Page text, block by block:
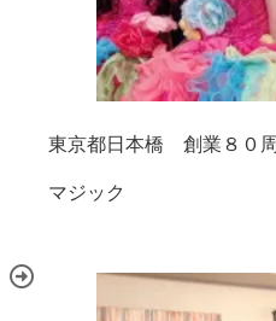
東京都日本橋 創業８０
マジック